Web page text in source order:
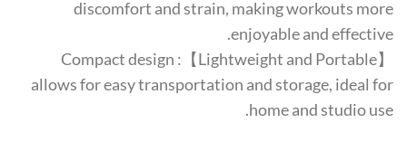
discomfort and strain, making workouts more
enjoyable and effective.
【Lightweight and Portable】: Compact design
allows for easy transportation and storage, ideal for
home and studio use.